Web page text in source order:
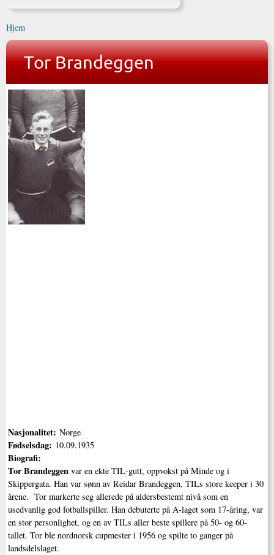
Hjem
Tor Brandeggen
Nasjonalitet: Norge
Fødselsdag: 10.09.1935
Biografi:
Tor Brandeggen var en ekte TIL-gutt, oppvokst på Minde og i
Skippergata. Han var sønn av Reidar Brandeggen, TILs store keeper i 30
årene. Tor markerte seg allerede på aldersbestemt nivå som en
usedvanlig god fotballspiller. Han debuterte på A-laget som 17-åring, var
en stor personlighet, og en av TILs aller beste spillere på 50- og 60-
tallet. Tor ble nordnorsk cupmester i 1956 og spilte to ganger på
landsdelslaget.